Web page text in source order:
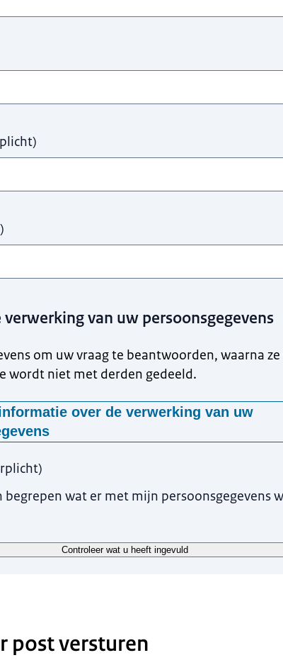
)
)
van uw persoonsgegevens
om uw vraag te beantwoorden, waarna
wordt niet met derden gedeeld.
over de verwerking van uw
om uitvoering te kunnen geven aan de
Zonder deze gegevens zijn wij niet in staat uw
uw gegevens verwerkt?
uw gegevens?
de specifieke richtlijnen voor klachtenbehandeling
)
begrepen wat er met mijn persoonsgegevens
Controleer wat u heeft ingevuld
post versturen